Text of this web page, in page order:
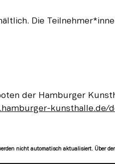
Die
der Hamburger
kunsthalle.de/
nicht automatisch aktualisiert. Über